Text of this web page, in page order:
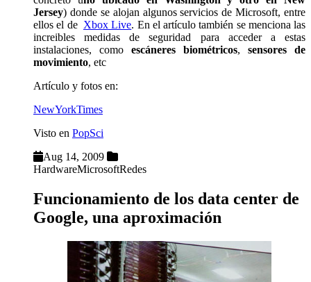
Jersey) donde se alojan algunos servicios de Microsoft, entre
ellos el de Xbox Live. En el artículo también se menciona las
increibles medidas de seguridad para acceder a estas
instalaciones, como escáneres biométricos, sensores de
movimiento, etc
Artículo y fotos en:
NewYorkTimes
Visto en PopSci
Aug 14, 2009
HardwareMicrosoftRedes
Funcionamiento de los data center de
Google, una aproximación